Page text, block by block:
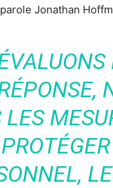
Jonathan